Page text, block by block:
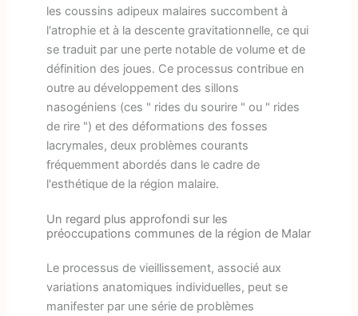
les coussins adipeux malaires succombent à
l'atrophie et à la descente gravitationnelle, ce qui
se traduit par une perte notable de volume et de
définition des joues. Ce processus contribue en
outre au développement des sillons
nasogéniens (ces " rides du sourire " ou " rides
de rire ") et des déformations des fosses
lacrymales, deux problèmes courants
fréquemment abordés dans le cadre de
l'esthétique de la région malaire.
Un regard plus approfondi sur les
préoccupations communes de la région de Malar
Le processus de vieillissement, associé aux
variations anatomiques individuelles, peut se
manifester par une série de problèmes